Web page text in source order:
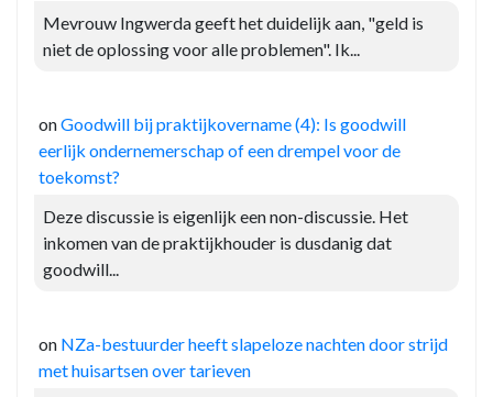
Mevrouw Ingwerda geeft het duidelijk aan, "geld is
niet de oplossing voor alle problemen". Ik...
onGoodwill bij praktijkovername (4): Is goodwill
eerlijk ondernemerschap of een drempel voor de
toekomst?
Deze discussie is eigenlijk een non-discussie. Het
inkomen van de praktijkhouder is dusdanig dat
goodwill...
on NZa-bestuurder heeft slapeloze nachten door strijd
met huisartsen over tarieven